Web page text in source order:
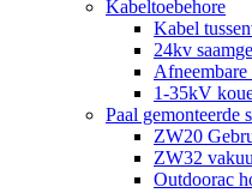
Kabeltoebehore
Kabel
24kv
1-35kV
Paal gemonteerde
ZW20
ZW32
Outdoorac